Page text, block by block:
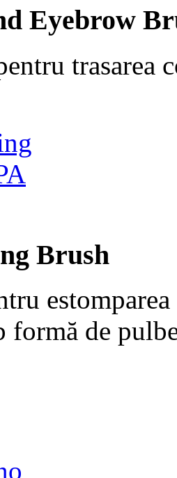
Eyebrow
trasarea
Brush
formă de